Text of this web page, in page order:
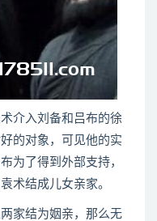
介入刘备和吕布的徐
的对象，可见他的实
为了得到外部支持，
术结成儿女亲家。
家结为姻亲，那么无